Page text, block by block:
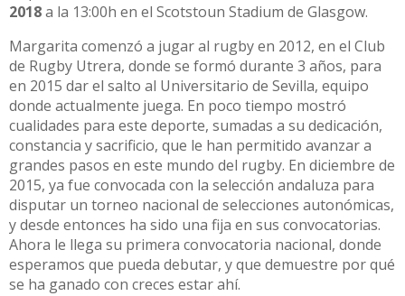
2018a la 13:00h en el Scotstoun Stadium de Glasgow.
Margarita comenzó a jugar al rugby en 2012, en el Club
de Rugby Utrera, donde se formó durante 3 años, para
en 2015 dar el salto al Universitario de Sevilla, equipo
donde actualmente juega. En poco tiempo mostró
cualidades para este deporte, sumadas a su dedicación,
constancia y sacrificio, que le han permitido avanzar a
grandes pasos en este mundo del rugby. En diciembre de
2015, ya fue convocada con la selección andaluza para
disputar un torneo nacional de selecciones autonómicas,
y desde entonces ha sido una fija en sus convocatorias.
Ahora le llega su primera convocatoria nacional, donde
esperamos que pueda debutar, y que demuestre por qué
se ha ganado con creces estar ahí.